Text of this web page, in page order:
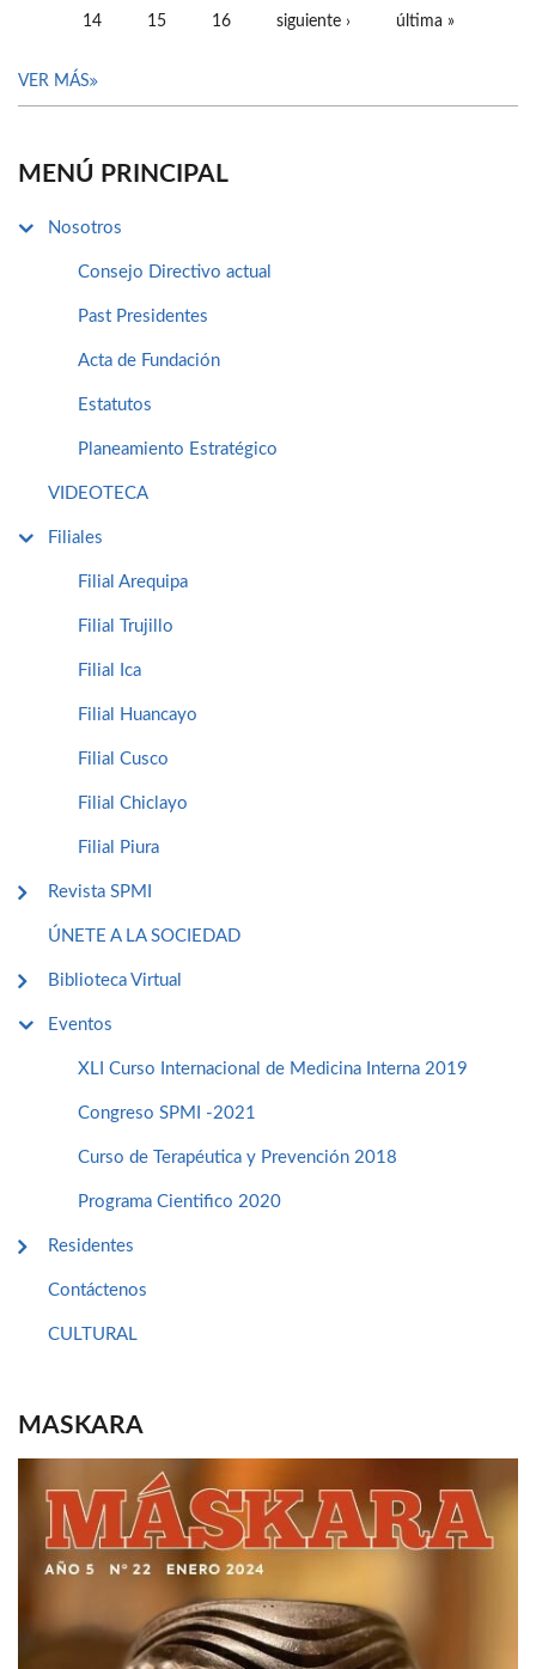
14 15 16 siguiente › última »
VER MÁS
MENÚ PRINCIPAL
Nosotros
Consejo Directivo actual
Past Presidentes
Acta de Fundación
Estatutos
Planeamiento Estratégico
VIDEOTECA
Filiales
Filial Arequipa
Filial Trujillo
Filial Ica
Filial Huancayo
Filial Cusco
Filial Chiclayo
Filial Piura
Revista SPMI
ÚNETE A LA SOCIEDAD
Biblioteca Virtual
Eventos
XLI Curso Internacional de Medicina Interna 2019
Congreso SPMI -2021
Curso de Terapéutica y Prevención 2018
Programa Cientifico 2020
Residentes
Contáctenos
CULTURAL
MASKARA